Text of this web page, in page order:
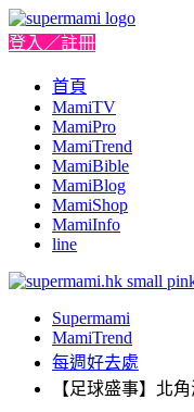
登入／註冊
首頁
MamiTV
MamiPro
MamiTrend
MamiBible
MamiBlog
MamiShop
MamiInfo
line
Supermami
MamiTrend
每週好去處
【足球盛事】北